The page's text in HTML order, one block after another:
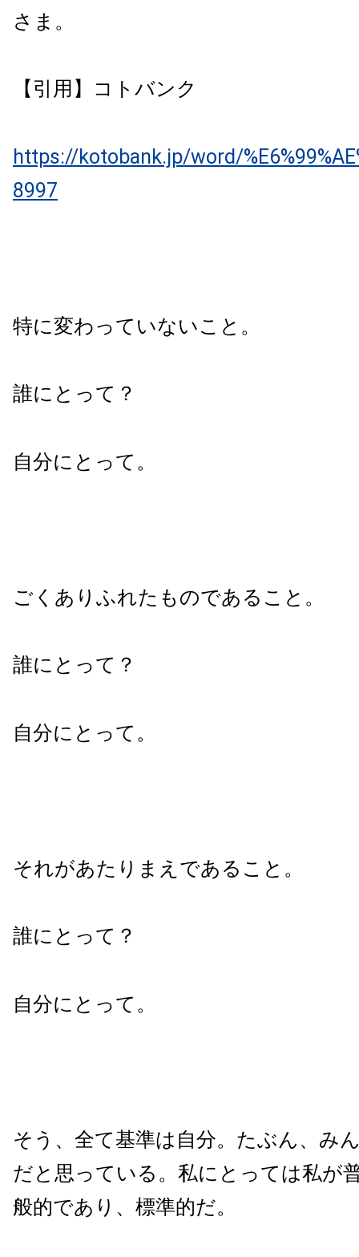
さま。
【引用】コトバンク
https://kotobank.jp/word/
8997
特に変わっていないこと。
誰にとって？
自分にとって。
ごくありふれたものであること。
誰にとって？
自分にとって。
それがあたりまえであること。
誰にとって？
自分にとって。
そう、全て基準は自分。たぶん、み
だと思っている。私にとっては私が
般的であり、標準的だ。